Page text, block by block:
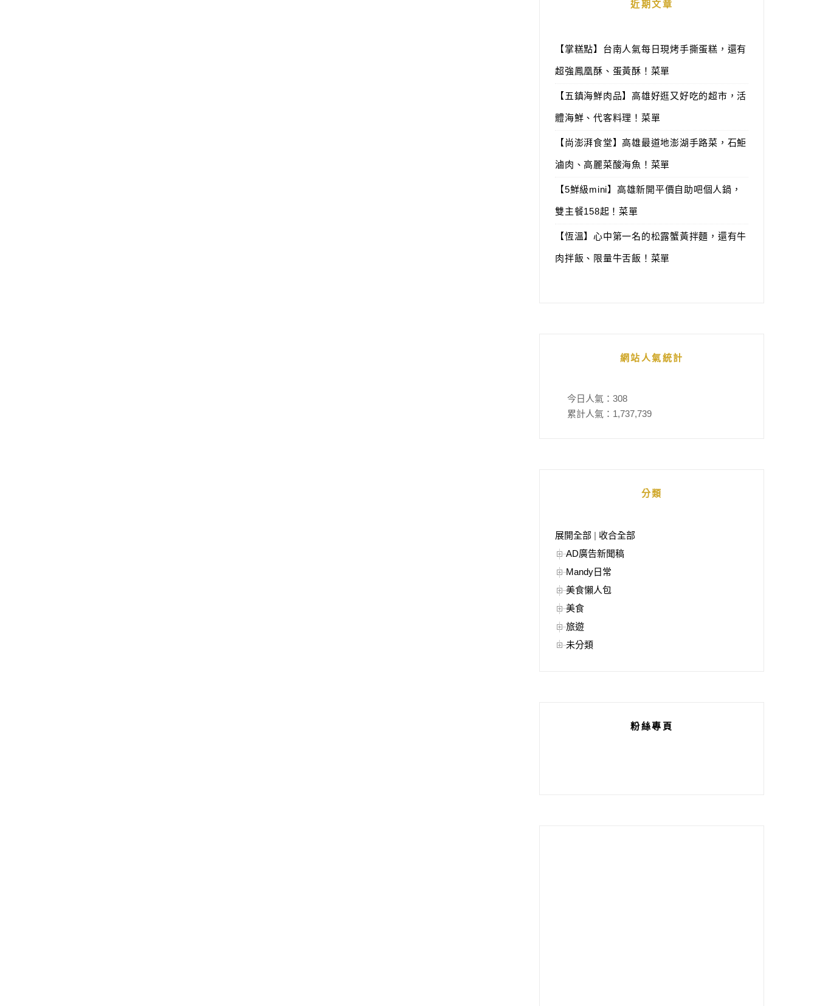
近期文章
【掌糕點】台南人氣每日現烤手撕蛋糕，還有
超強鳳凰酥、蛋黃酥！菜單
【五鎮海鮮肉品】高雄好逛又好吃的超市，活
體海鮮、代客料理！菜單
【尚澎湃食堂】高雄最道地澎湖手路菜，石鮔
滷肉、高麗菜酸海魚！菜單
【5鮮級mini】高雄新開平價自助吧個人鍋，
雙主餐158起！菜單
【恆溫】心中第一名的松露蟹黃拌麵，還有牛
肉拌飯、限量牛舌飯！菜單
網站人氣統計
今日人氣： 308
累計人氣： 1,737,739
分類
展開全部 | 收合全部
AD廣告新聞稿
Mandy日常
美食懶人包
美食
旅遊
未分類
粉絲專頁